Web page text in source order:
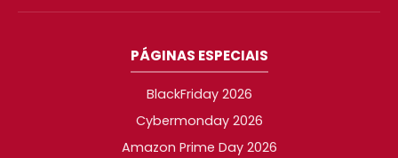
PÁGINAS ESPECIAIS
BlackFriday 2026
Cybermonday 2026
Amazon Prime Day 2026